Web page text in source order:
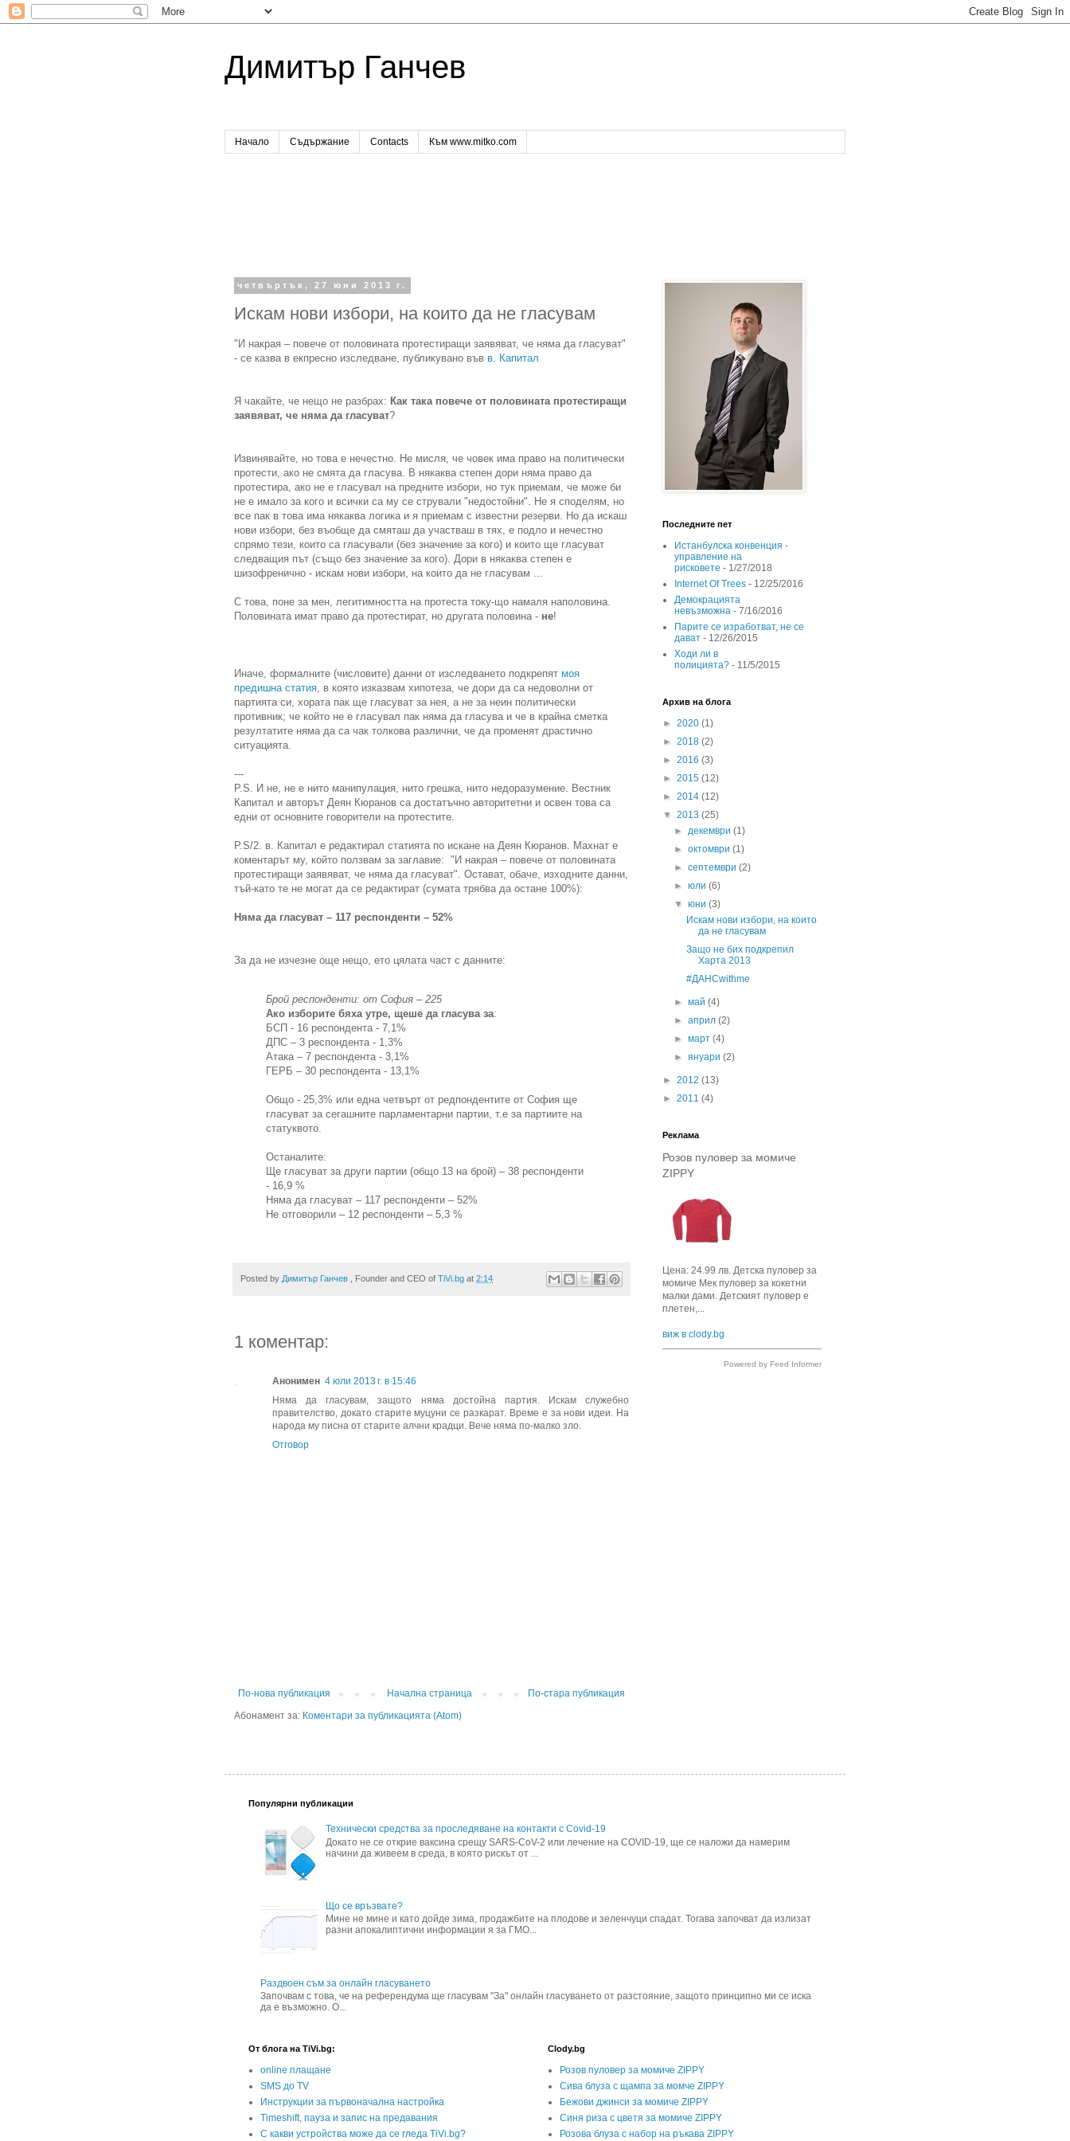
Димитър Ганчев
Начало Съдържание Contacts Към www.mitko.com
четвъртък, 27 юни 2013 г.
Искам нови избори, на които да не гласувам
"И накрая – повече от половината протестиращи заявяват, че няма да гласуват"
- се казва в екпресно изследване, публикувано във в. Капитал
Я чакайте, че нещо не разбрах: Как така повече от половината протестиращи
заявяват, че няма да гласуват?
Извинявайте, но това е нечестно. Не мисля, че човек има право на политически
протести, ако не смята да гласува. В някаква степен дори няма право да
протестира, ако не е гласувал на предните избори, но тук приемам, че може би
не е имало за кого и всички са му се стрували "недостойни". Не я споделям, но
все пак в това има някаква логика и я приемам с известни резерви. Но да искаш
нови избори, без въобще да смяташ да участваш в тях, е подло и нечестно
спрямо тези, които са гласували (без значение за кого) и които ще гласуват
следващия път (също без значение за кого). Дори в някаква степен е
шизофренично - искам нови избори, на които да не гласувам ...
С това, поне за мен, легитимността на протеста току-що намаля наполовина.
Половината имат право да протестират, но другата половина - не!
Иначе, формалните (числовите) данни от изследването подкрепят моя
предишна статия, в която изказвам хипотеза, че дори да са недоволни от
партията си, хората пак ще гласуват за нея, а не за неин политически
противник; че който не е гласувал пак няма да гласува и че в крайна сметка
резултатите няма да са чак толкова различни, че да променят драстично
ситуацията.
---
P.S. И не, не е нито манипулация, нито грешка, нито недоразумение. Вестник
Капитал и авторът Деян Кюранов са достатъчно авторитетни и освен това са
едни от основните говорители на протестите.
P.S/2. в. Капитал е редактирал статията по искане на Деян Кюранов. Махнат е
коментарът му, който ползвам за заглавие: "И накрая – повече от половината
протестиращи заявяват, че няма да гласуват". Остават, обаче, изходните данни,
тъй-като те не могат да се редактират (сумата трябва да остане 100%):
Няма да гласуват – 117 респонденти – 52%
За да не изчезне още нещо, ето цялата част с данните:
Брой респонденти: от София – 225
Ако изборите бяха утре, щеше да гласува за:
БСП - 16 респондента - 7,1%
ДПС – 3 респондента - 1,3%
Атака – 7 респондента - 3,1%
ГЕРБ – 30 респондента - 13,1%
Общо - 25,3% или една четвърт от редпондентите от София ще
гласуват за сегашните парламентарни партии, т.е за партиите на
статуквото.
Останалите:
Ще гласуват за други партии (общо 13 на брой) – 38 респонденти
- 16,9 %
Няма да гласуват – 117 респонденти – 52%
Не отговорили – 12 респонденти – 5,3 %
Posted by Димитър Ганчев Founder and CEO of TiVi.bg at 2:14
1 коментар:
Анонимен 4 юли 2013 г. в 15:46
Няма да гласувам, защото няма достойна партия. Искам служебно
правителство, докато старите муцуни се разкарат. Време е за нови идеи. На
народа му писна от старите алчни крадци. Вече няма по-малко зло.
Отговор
По-нова публикация По-стара публикация
Начална страница
Абонамент за: Коментари за публикацията (Atom)
Последните пет
Истанбулска конвенция -
управление на
рисковете - 1/27/2018
Internet Of Trees - 12/25/2016
Демокрацията
невъзможна - 7/16/2016
Парите се изработват, не се
дават - 12/26/2015
Ходи ли в
полицията? - 11/5/2015
Архив на блога
► 2020 (1)
► 2018 (2)
► 2016 (3)
► 2015 (12)
► 2014 (12)
▼ 2013 (25)
►декември(1)
►октомври(1)
►септември(2)
►юли(6)
▼юни(3)
Искам нови избори, на които
да не гласувам
Защо не бих подкрепил
Харта 2013
#ДАНСwithme
►май(4)
►април(2)
►март(4)
►януари(2)
► 2012 (13)
► 2011 (4)
Реклама
Розов пуловер за момиче
ZIPPY
Цена: 24.99 лв. Детска пуловер за
момиче Мек пуловер за кокетни
малки дами. Детският пуловер е
плетен,...
виж в clody.bg
Powered by Feed Informer
Популярни публикации
Технически средства за проследяване на контакти с Covid-19
Докато не се открие ваксина срещу SARS-CoV-2 или лечение на COVID-19, ще се наложи да намерим
начини да живеем в среда, в която рискът от ...
Що се връзвате?
Мине не мине и като дойде зима, продажбите на плодове и зеленчуци спадат. Тогава започват да излизат
разни апокалиптични информации я за ГМО...
Раздвоен съм за онлайн гласуването
Започвам с това, че на референдума ще гласувам "За" онлайн гласуването от разстояние, защото принципно ми се иска
да е възможно. О...
От блога на TiVi.bg:
online плащане
SMS до TV
Инструкции за първоначална настройка
Timeshift, пауза и запис на предавания
С какви устройства може да се гледа TiVi.bg?
Clody.bg
Розов пуловер за момиче ZIPPY
Сива блуза с щампа за момче ZIPPY
Бежови джинси за момиче ZIPPY
Синя риза с цветя за момиче ZIPPY
Розова блуза с набор на ръкава ZIPPY